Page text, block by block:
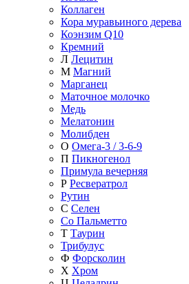
Коллаген
Кора муравьиного дерева
Коэнзим Q10
Кремний
Л Лецитин
М Магний
Марганец
Маточное молочко
Медь
Мелатонин
Молибден
О Омега-3 / 3-6-9
П Пикногенол
Примула вечерняя
Р Ресвератрол
Рутин
С Селен
Со Пальметто
Т Таурин
Трибулус
Ф Форсколин
Х Хром